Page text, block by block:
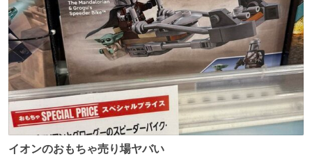
数
イオンのおもちゃ売り場ヤバい